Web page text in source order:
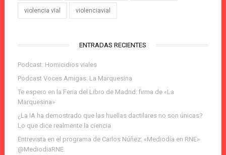
violencia vial violenciavial
ENTRADAS RECIENTES
Podcast: Homicidios viales
Podcast Voces Amigas: La Marquesina
Te espero en la Feria del Libro de Madrid: firma de «La
Marquesina»
¿La IA ha demostrado que las huellas dactilares no son únicas?
Lo que dice realmente la ciencia
Entrevista en el programa de Carlos Núñez: «Mediodía en RNE»
@MediodiaRNE.